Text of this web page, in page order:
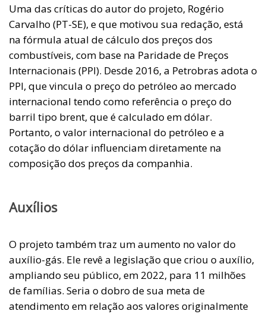
Uma das críticas do autor do projeto, Rogério
Carvalho (PT-SE), e que motivou sua redação, está
na fórmula atual de cálculo dos preços dos
combustíveis, com base na Paridade de Preços
Internacionais (PPI). Desde 2016, a Petrobras adota o
PPI, que vincula o preço do petróleo ao mercado
internacional tendo como referência o preço do
barril tipo brent, que é calculado em dólar.
Portanto, o valor internacional do petróleo e a
cotação do dólar influenciam diretamente na
composição dos preços da companhia.
Auxílios
O projeto também traz um aumento no valor do
auxílio-gás. Ele revê a legislação que criou o auxílio,
ampliando seu público, em 2022, para 11 milhões
de famílias. Seria o dobro de sua meta de
atendimento em relação aos valores originalmente